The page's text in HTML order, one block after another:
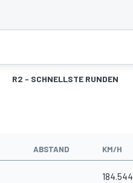
R2 - SCHNELLSTE RUNDEN
ABSTAND KM/H
184.544